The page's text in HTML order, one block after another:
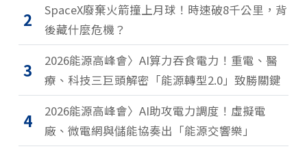
2
SpaceX廢棄火箭撞上月球！時速破8千公里，背
後藏什麼危機？
3
2026能源高峰會〉AI算力吞食電力！重電、醫
療、科技三巨頭解密「能源轉型2.0」致勝關鍵
4
2026能源高峰會〉AI助攻電力調度！虛擬電
廠、微電網與儲能協奏出「能源交響樂」